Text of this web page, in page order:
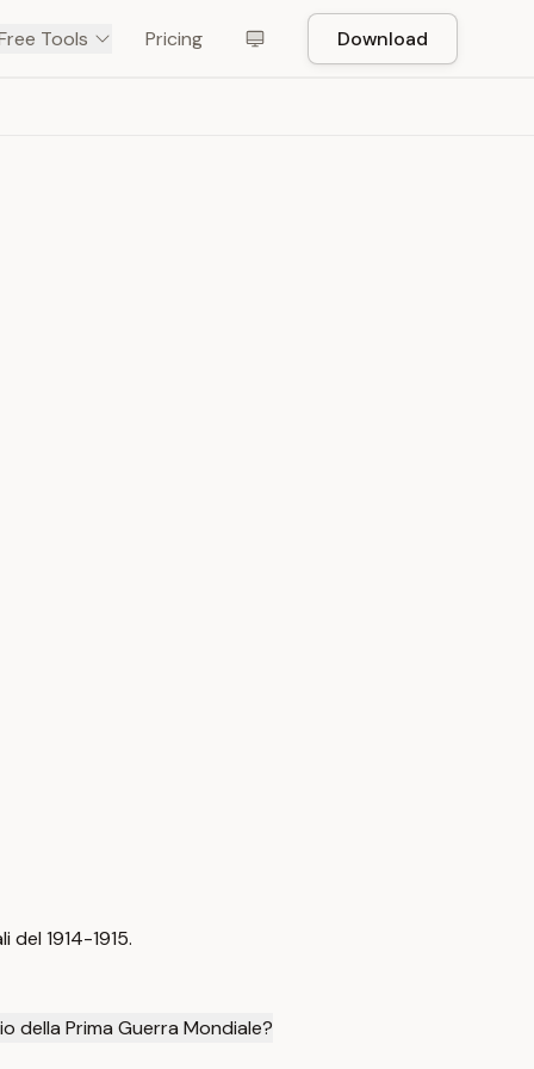
Tools Pricing Download
1914-1915.
della Prima Guerra Mondiale?